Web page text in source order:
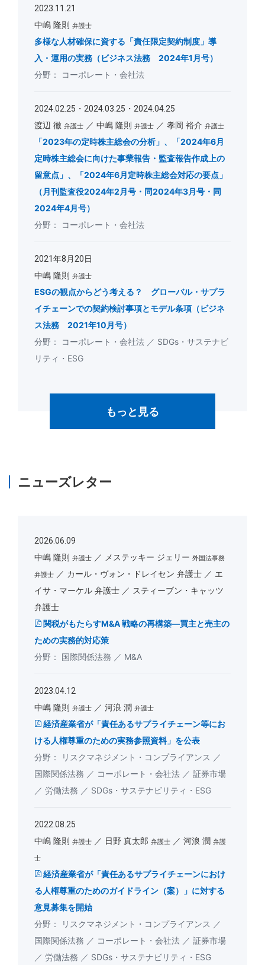
2023.11.21
中嶋 隆則 弁護士
多様な人材確保に資する「責任限定契約制度」導
入・運用の実務（ビジネス法務 2024年1月号）
コーポレート・会社法
2024.02.25・2024.03.25・2024.04.25
渡辺 徹 弁護士 中嶋 隆則 弁護士 孝岡 裕介 弁護士
「2023年の定時株主総会の分析」、「2024年6月
定時株主総会に向けた事業報告・監査報告作成上の
留意点」、「2024年6月定時株主総会対応の要点」
（月刊監査役2024年2月号・同2024年3月号・同
2024年4月号）
コーポレート・会社法
2021年8月20日
中嶋 隆則 弁護士
ESGの観点からどう考える？ グローバル・サプラ
イチェーンでの契約検討事項とモデル条項（ビジネ
ス法務 2021年10月号）
コーポレート・会社法
SDGs・サステナビ
リティ・ESG
もっと見る
ニューズレター
2026.06.09
中嶋 隆則 弁護士 メステッキー ジェリー 外国法事務
弁護士
カール・ヴォン・ドレイセン 弁護士
エ
イサ・マーケル 弁護士
スティーブン・キャッツ
弁護士
関税がもたらすM&A 戦略の再構築―買主と売主の
ための実務的対応策
国際関係法務
M&A
2023.04.12
中嶋 隆則 弁護士 河浪 潤 弁護士
経済産業省が「責任あるサプライチェーン等にお
ける人権尊重のための実務参照資料」を公表
リスクマネジメント・コンプライアンス
国際関係法務
コーポレート・会社法
証券市場
労働法務
SDGs・サステナビリティ・ESG
2022.08.25
中嶋 隆則 弁護士 日野 真太郎 弁護士 河浪 潤 弁護
士
経済産業省が「責任あるサプライチェーンにおけ
る人権尊重のためのガイドライン（案）」に対する
意見募集を開始
リスクマネジメント・コンプライアンス
国際関係法務
コーポレート・会社法
証券市場
労働法務
SDGs・サステナビリティ・ESG